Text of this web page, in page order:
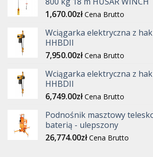
1,670.00zł Cena Brutto
Wciągarka elektryczna z
HHBDII
7,950.00zł Cena Brutto
Wciągarka elektryczna z
HHBDII
6,749.00zł Cena Brutto
Podnośnik masztowy
baterią - ulepszony
26,774.00zł Cena Brutto